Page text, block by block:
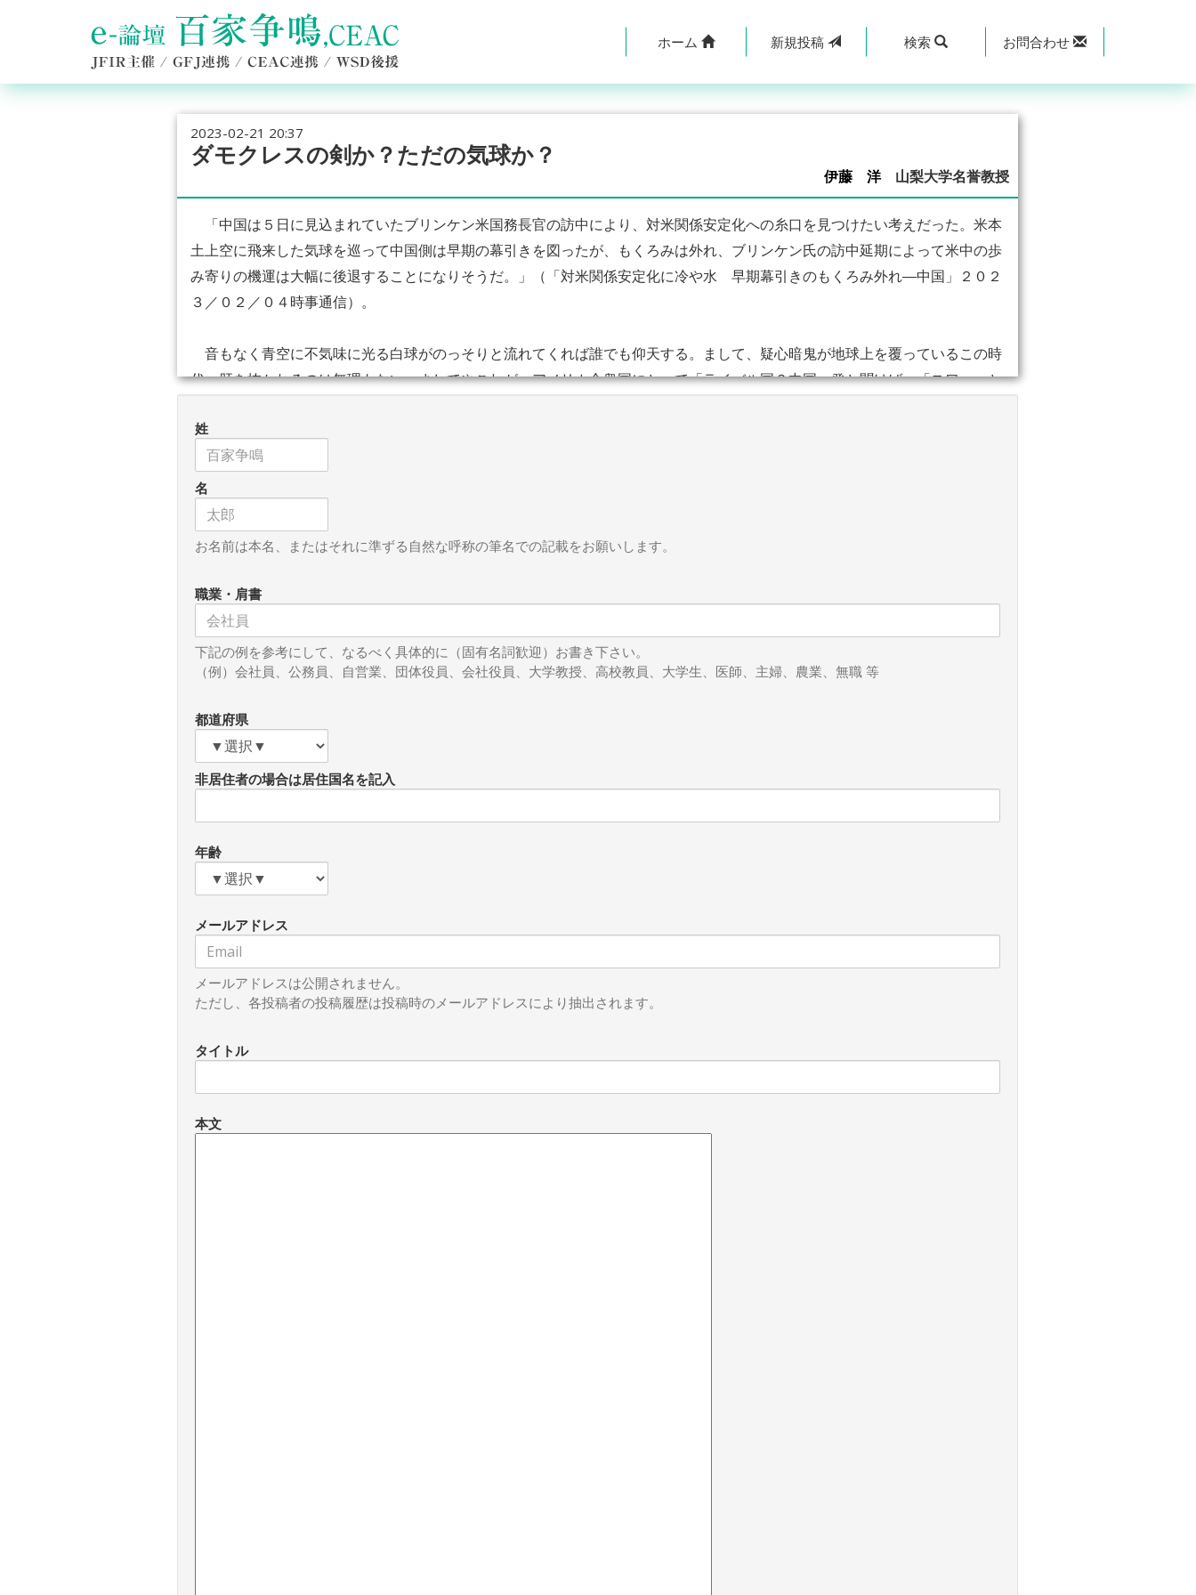
ホーム 新規投稿 検索 お問合わせ
2023-02-21 20:37
ダモクレスの剣か？ただの気球か？
伊藤 洋山梨大学名誉教授
「中国は５日に見込まれていたブリンケン米国務長官の訪中により、対米関係安定化への糸口を見つけたい考えだった。米本
土上空に飛来した気球を巡って中国側は早期の幕引きを図ったが、もくろみは外れ、ブリンケン氏の訪中延期によって米中の歩
み寄りの機運は大幅に後退することになりそうだ。」（「対米関係安定化に冷や水 早期幕引きのもくろみ外れ―中国」２０２
３／０２／０４時事通信）。
音もなく青空に不気味に光る白球がのっそりと流れてくれば誰でも仰天する。まして、疑心暗鬼が地球上を覆っているこの時
代、肝を抜かれるのは無理もない。ましてやこれが、アメリカ合衆国にとって「ライバル国？中国」発と聞けば、「スワッ」と
く「ミサイル」で撃ち落としたそうだが、いささか「牛刀をもって鶏を割く」の図に近い虚々実々の光景だ。まことにどうも今
の世界政治を象徴しているようでやっぱり悲しくなる。
この図、現代版「トロイの木馬」か、あるいは「ダモクレスの剣」のようでもあり、うっかり想定外の風に流されてはるばる
アリューシャンの島々を飛び越えたという中国の説明はあまりにも子供だましで説得力に欠ける。他ならぬ、我ら日本人こそ、
る資格は無いのだ。
かくなる上は、アメリカとしては撃ち落とした気球の中身について、当事者たる中国の立会いも求めて解剖し、世界に公開す
べきである。中国として邪心が無いのであればこれを拒む理由はあるまい。結果、言うとおりに中国「民間企業」の「気象観測
得られる知見を開陳してもらいたい。それが騒ぎを起こした者の「オトシマエ」というものであろう。
姓
名
お名前は本名、またはそれに準ずる自然な呼称の筆名での記載をお願いします。
職業・肩書
下記の例を参考にして、なるべく具体的に（固有名詞歓迎）お書き下さい。
（例）会社員、公務員、自営業、団体役員、会社役員、大学教授、高校教員、大学生、医師、主婦、農業、無職 等
都道府県
非居住者の場合は居住国名を記入
年齢
メールアドレス
メールアドレスは公開されません。
ただし、各投稿者の投稿履歴は投稿時のメールアドレスにより抽出されます。
タイトル
本文